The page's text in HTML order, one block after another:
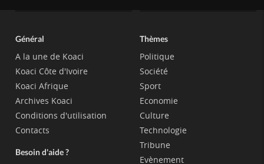
Général
A la une de Koaci
Koaci Côte d'Ivoire
Koaci Afrique
Archives Koaci
Conditions d'utilisation
Contacts
Besoin d'aide ?
Thèmes
Politique
Société
Sport
Economie
Culture
Technologie
Tribune
Evènement